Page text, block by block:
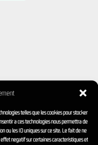
telles que les cookies pour stocker
à ces technologies nous permettra de
ou les ID uniques sur ce site. Le fait de ne
négatif sur certaines caractéristiques et